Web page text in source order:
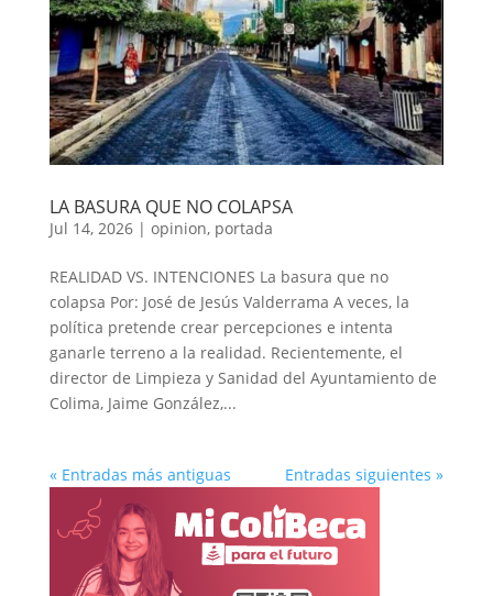
LA BASURA QUE NO COLAPSA
Jul 14, 2026| opinion, portada
REALIDAD VS. INTENCIONES La basura que no
colapsa Por: José de Jesús Valderrama A veces, la
política pretende crear percepciones e intenta
ganarle terreno a la realidad. Recientemente, el
director de Limpieza y Sanidad del Ayuntamiento de
Colima, Jaime González,...
« Entradas más antiguas Entradas siguientes »